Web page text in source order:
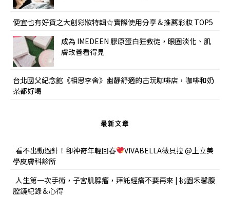
便宜也有好貨之大創彩妝特輯☆實際使用分享＆推薦彩妝 TOP5
成為 IMEDEEN 膠原蛋白狂教徒，眼圈淡化、肌
膚改善看得見
台北國父紀念館《相思李舍》幽靜舒適的古玩咖啡店，咖啡和奶
茶都好喝
最新文章
看不出動過針！卻神奇年輕回春
VIVABELLA薇貝拉 @上立美
學皮膚科診所
人生第一次手術，子宮肌腺瘤，拜託經痛不要再來 | 桃園禾馨腹
腔鏡紀錄＆心得